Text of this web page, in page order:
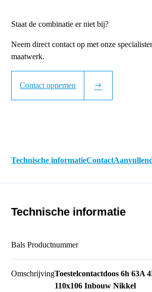
Staat de combinatie er niet bij?
Neem direct contact op met onze
maatwerk.
Contact opnemen
Technische informatieContact
Technische informatie
Bals Productnummer
OmschrijvingToestelcontactdoos 6h 63A
110x106 Inbouw Nikkel